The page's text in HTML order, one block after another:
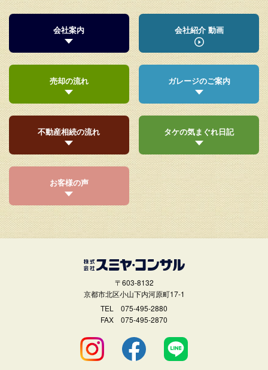
会社案内 会社紹介 動画
売却の流れ ガレージのご案内
不動産相続の流れ タケの気まぐれ日記
お客様の声
〒603-8132
京都市北区小山下内河原町17-1
TEL 075-495-2880
FAX 075-495-2870